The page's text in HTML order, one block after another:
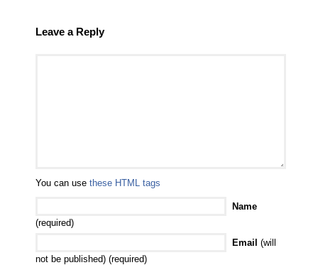
Leave a Reply
You can use these HTML tags
Name
(required)
Email (will
not be published) (required)